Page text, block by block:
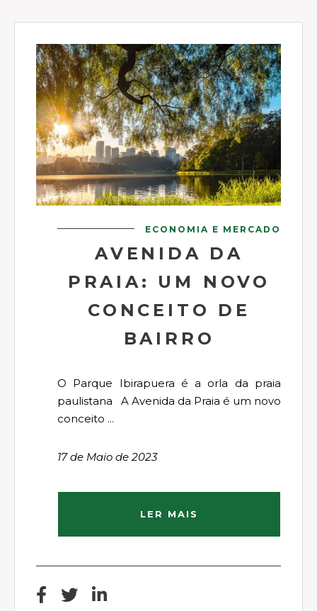
ECONOMIA E MERCADO
AVENIDA DA
PRAIA: UM NOVO
CONCEITO DE
BAIRRO
O Parque Ibirapuera é a orla da praia
paulistana A Avenida da Praia é um novo
conceito ...
17 de Maio de 2023
LER MAIS